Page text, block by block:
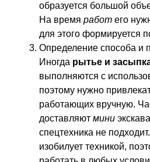
образуется большой
На время работ его
для этого формируется
Определение способа и
Иногда рытье и
выполняются с
поэтому нужно
работающих вручную.
доставляют мини
спецтехника не
изобилует техникой,